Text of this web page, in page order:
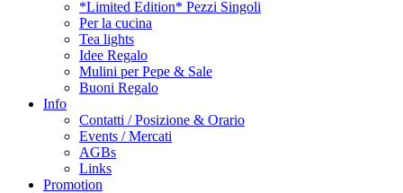
*Limited Edition* Pezzi Singoli
Per la cucina
Tea lights
Idee Regalo
Mulini per Pepe & Sale
Buoni Regalo
Info
Contatti / Posizione & Orario
Events / Mercati
AGBs
Links
Promotion